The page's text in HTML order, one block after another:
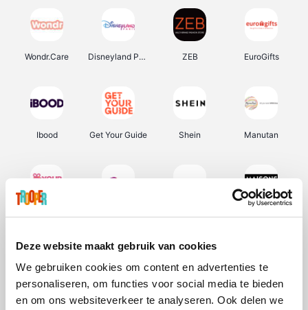
Deze website maakt gebruik van cookies
We gebruiken cookies om content en advertenties te
personaliseren, om functies voor social media te bieden
en om ons websiteverkeer te analyseren. Ook delen we
Wondr.Care Disneyland Paris ZEB EuroGifts
Ibood Get Your Guide Shein Manutan